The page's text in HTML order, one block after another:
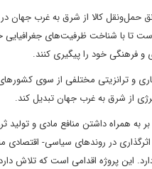
حمل‌و‌نقل کالا از شرق به غرب
تا با شناخت ظرفیت‌های جغرافیایی
و فرهنگی خود را پیگیری کنند.
و ترانزیتی مختلفی از سوی
از شرق به غرب جهان تبدیل کند.
به همراه داشتن منافع مادی و
در روند‌های سیاسی- اقتصادی
این پروژه اقدامی است که تلاش